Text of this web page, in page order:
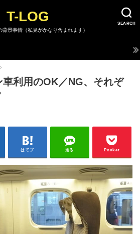
SEARCH
T-LOG
背景事情（私見がかなり含まれます）
利用のOK／NG、それぞ
はてブ 送る Pocket